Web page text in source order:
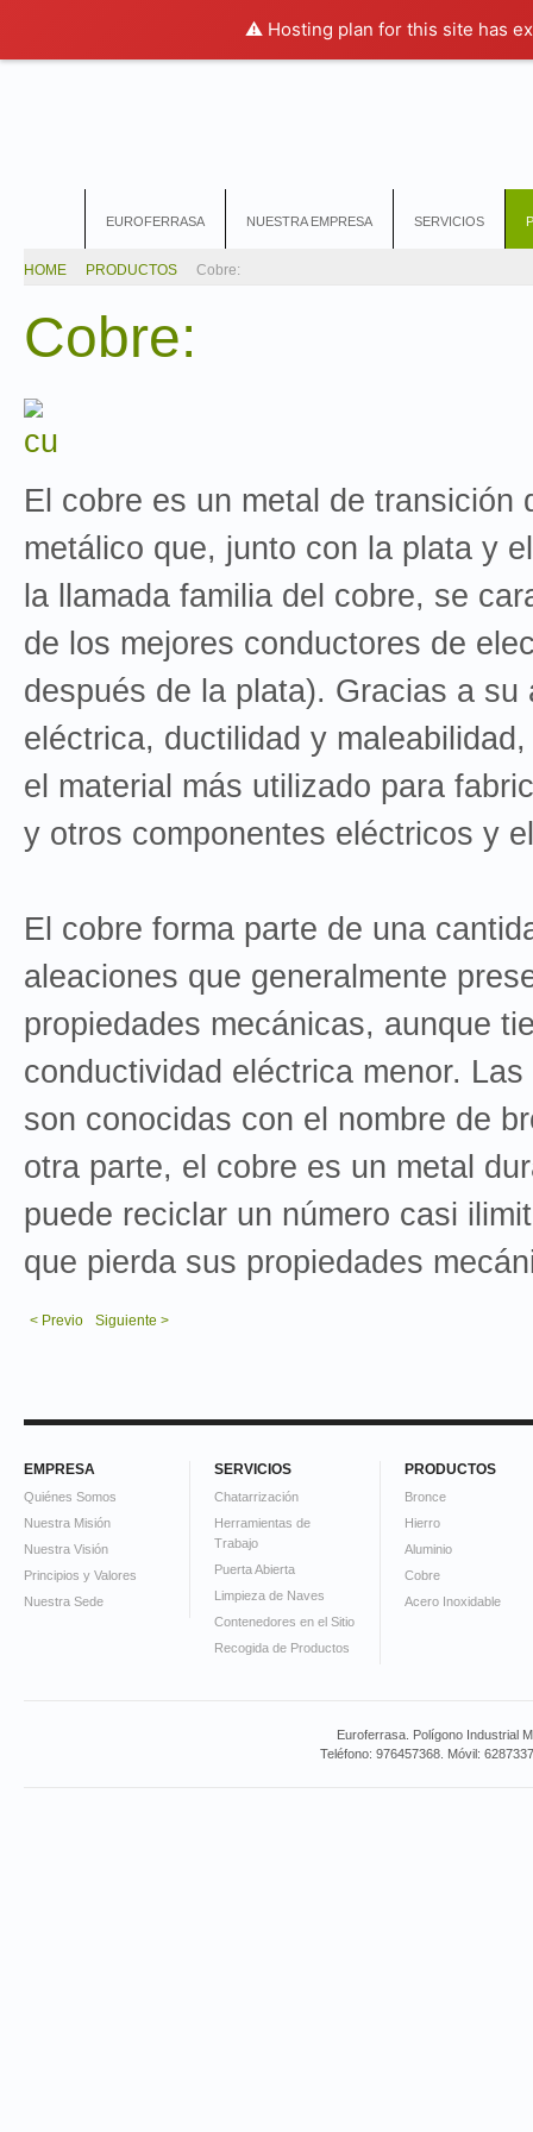
⚠️ Hosting plan for this site has
EUROFERRASA NUESTRA EMPRESA SERVICIOS
HOME PRODUCTOS Cobre:
Cobre:
El cobre es un metal de transición
metálico que, junto con la plata y
la llamada familia del cobre, se
de los mejores conductores de
después de la plata). Gracias a su
eléctrica, ductilidad y
el material más utilizado para
y otros componentes eléctricos y
El cobre forma parte de una
aleaciones que generalmente
propiedades mecánicas, aunque
conductividad eléctrica menor.
son conocidas con el nombre de
otra parte, el cobre es un metal
puede reciclar un número casi
que pierda sus propiedades
< Previo Siguiente >
EMPRESA
Quiénes Somos
Nuestra Misión
Nuestra Visión
Principios y Valores
Nuestra Sede
SERVICIOS
Chatarrización
Herramientas de
Trabajo
Puerta Abierta
Limpieza de Naves
Contenedores en el Sitio
Recogida de Productos
PRODUCTOS
Bronce
Hierro
Aluminio
Cobre
Acero Inoxidable
Euroferrasa. Polígono Industrial
Teléfono: 976457368. Móvil: